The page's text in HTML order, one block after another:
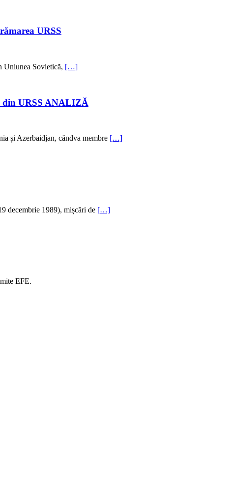
URSS
Uniunea Sovietică, […]
din URSS ANALIZĂ
și Azerbaidjan, cândva membre […]
decembrie 1989), mișcări de […]
EFE.